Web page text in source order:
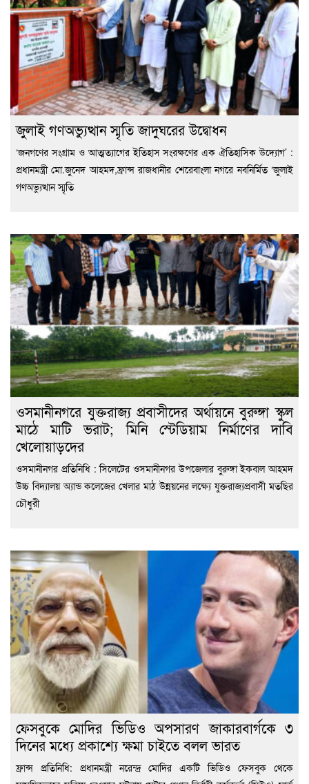
জুলাই গণঅভ্যুত্থান স্মৃতি জাদুঘরের উদ্বোধন
‘জনগণের সংগ্রাম ও আত্মত্যাগের ইতিহাস সংরক্ষণের এক ঐতিহাসিক উদ্যোগ’ :
প্রধানমন্ত্রী মো.জুনেদ আহমদ,ফ্রান্স রাজধানীর শেরেবাংলা নগরে নবনির্মিত ‘জুলাই
গণঅভ্যুত্থান স্মৃতি
ওসমানীনগরে যুক্তরাজ্য প্রবাসীদের অর্থায়নে বুরুঙ্গা স্কুল
মাঠে মাটি ভরাট; মিনি স্টেডিয়াম নির্মাণের দাবি
খেলোয়াড়দের
ওসমানীনগর প্রতিনিধি : সিলেটের ওসমানীনগর উপজেলার বুরুঙ্গা ইকবাল আহমদ
উচ্চ বিদ্যালয় অ্যান্ড কলেজের খেলার মাঠ উন্নয়নের লক্ষ্যে যুক্তরাজ্যপ্রবাসী মতছির
চৌধুরী
ফেসবুকে মোদির ভিডিও অপসারণ জাকারবার্গকে ৩
দিনের মধ্যে প্রকাশ্যে ক্ষমা চাইতে বলল ভারত
ফ্রান্স প্রতিনিধি: প্রধানমন্ত্রী নরেন্দ্র মোদির একটি ভিডিও ফেসবুক থেকে